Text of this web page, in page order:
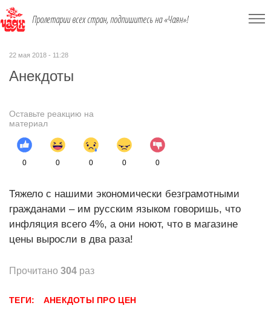
Пролетарии всех стран, подпишитесь на «Чаян»!
22 мая 2018 - 11:28
Анекдоты
Оставьте реакцию на
материал
0 0 0 0 0
Тяжело с нашими экономически безграмотными
гражданами – им русским языком говоришь, что
инфляция всего 4%, а они ноют, что в магазине
цены выросли в два раза!
Прочитано 304 раз
ТЕГИ: АНЕКДОТЫ ПРО ЦЕН